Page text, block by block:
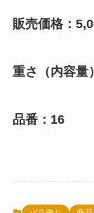
販売価格：
重さ（内容量
品番：16